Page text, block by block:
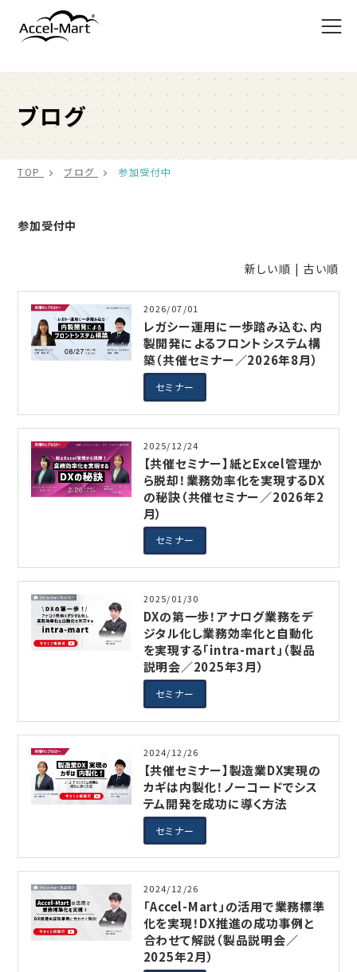
ブログ
TOP ブログ 参加受付中
参加受付中
新しい順 | 古い順
2026/07/01
レガシー運用に一歩踏み込む、内
製開発によるフロントシステム構
築（共催セミナー／2026年8月）
セミナー
2025/12/24
【共催セミナー】紙とExcel管理か
ら脱却！業務効率化を実現するDX
の秘訣（共催セミナー／2026年2
月）
セミナー
2025/01/30
DXの第一歩！アナログ業務をデ
ジタル化し業務効率化と自動化
を実現する「intra-mart」（製品
説明会／2025年3月）
セミナー
2024/12/26
【共催セミナー】製造業DX実現の
カギは内製化！ノーコードでシス
テム開発を成功に導く方法
セミナー
2024/12/26
「Accel-Mart」の活用で業務標準
化を実現！DX推進の成功事例と
合わせて解説（製品説明会／
2025年2月）